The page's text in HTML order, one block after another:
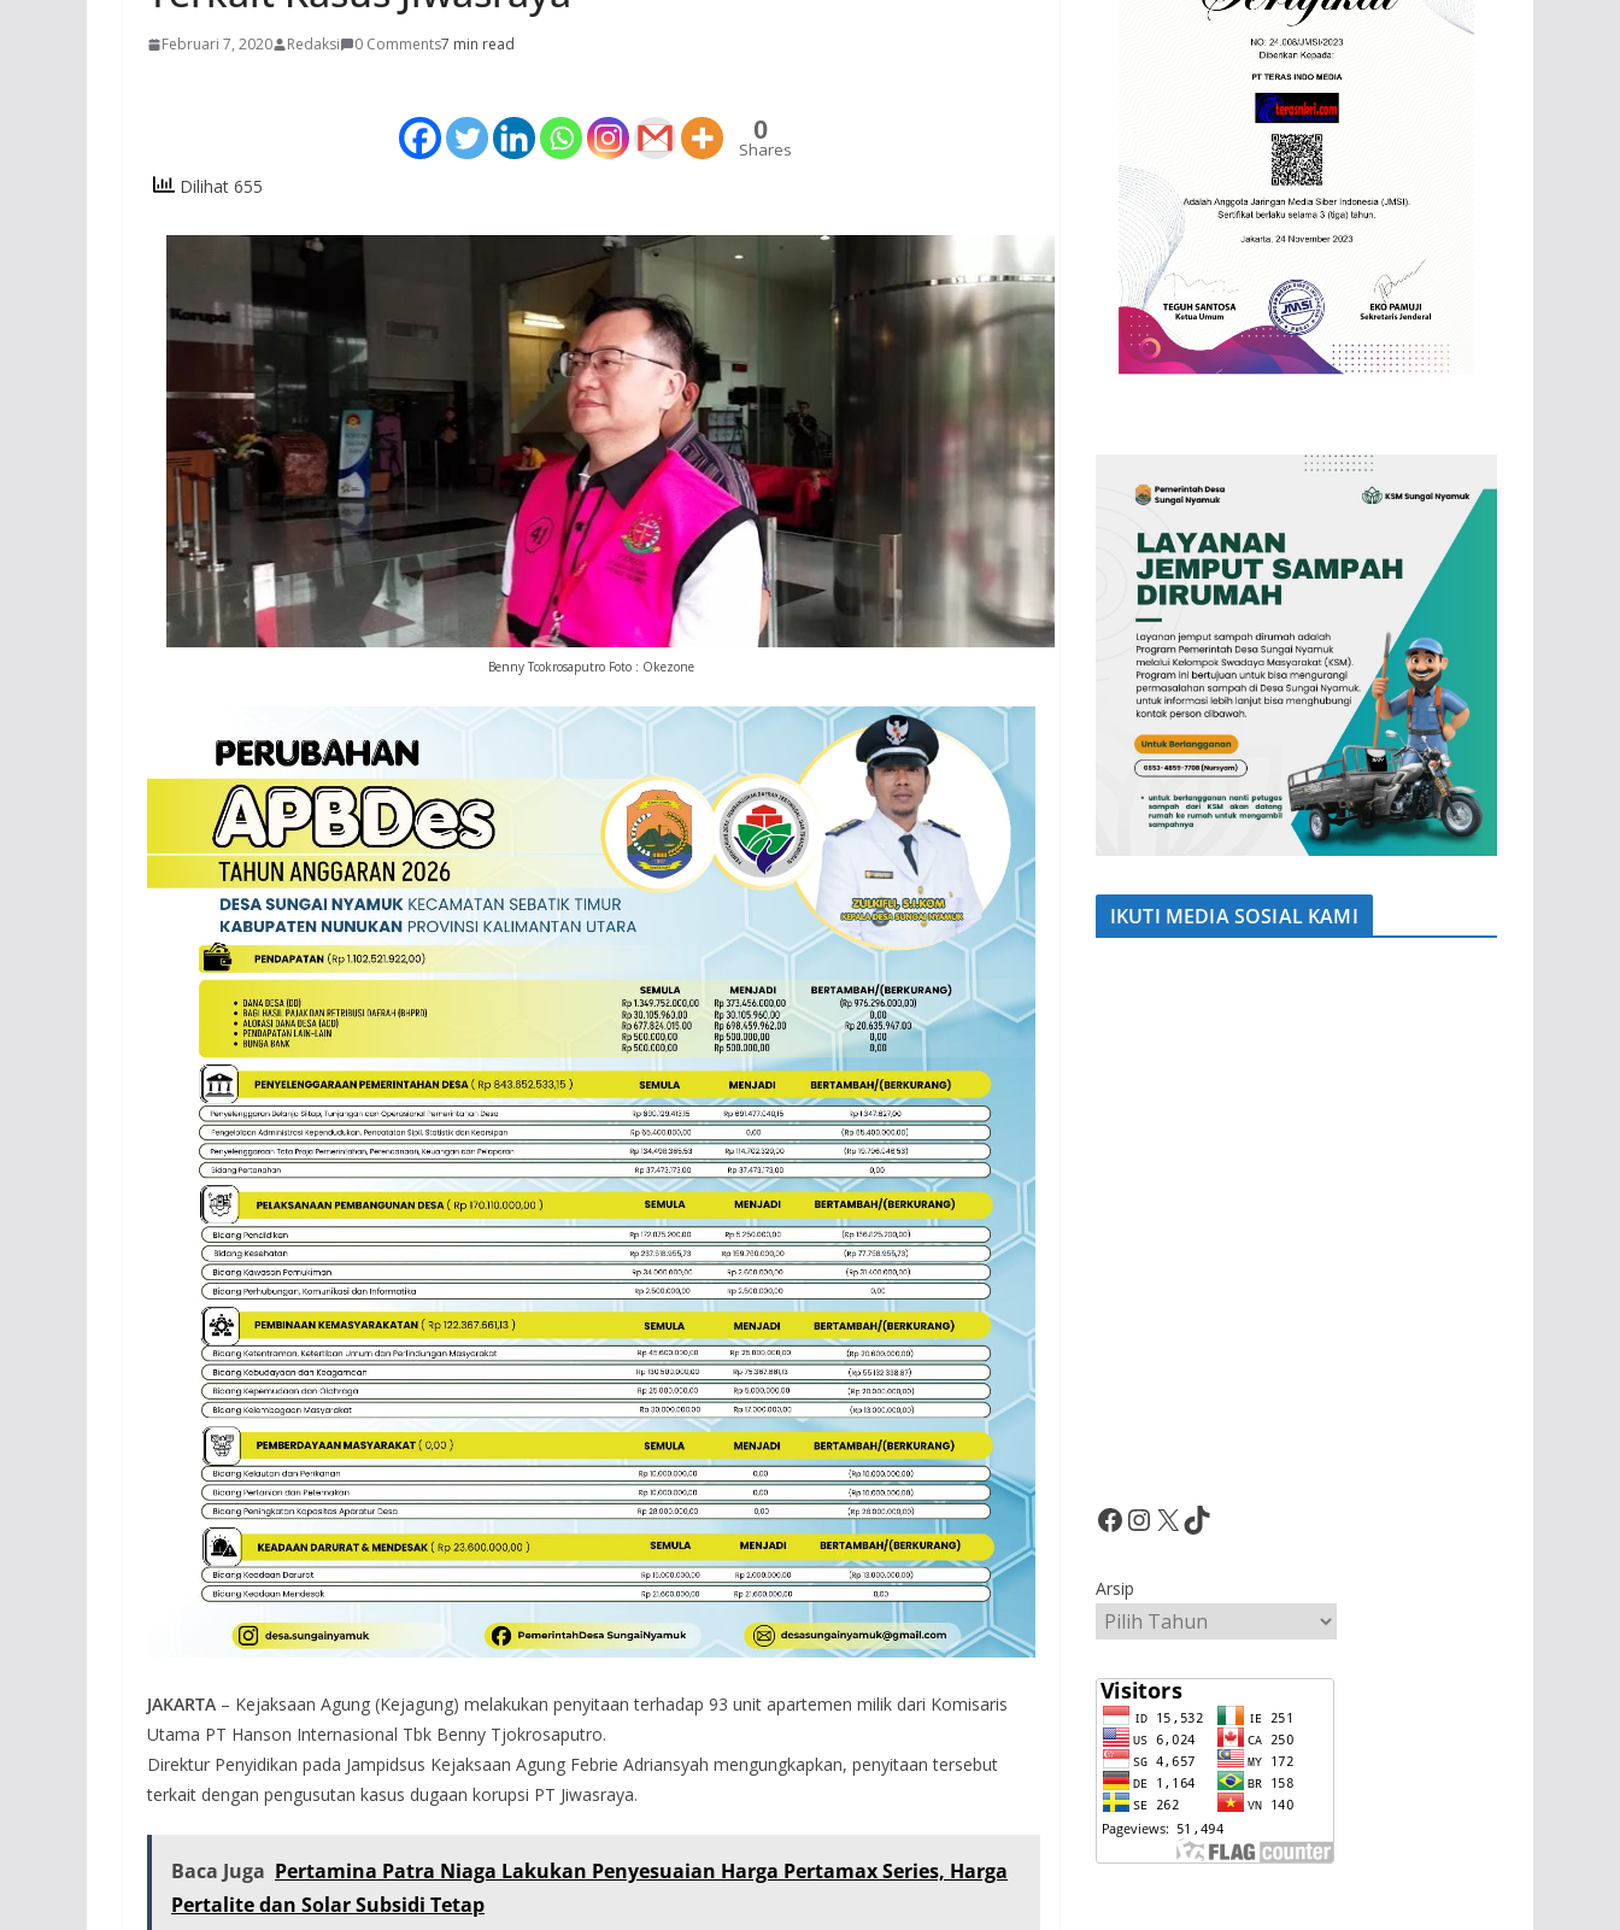
Februari 7, 2020 Redaksi 0 Comments7 min read
0
Shares
Dilihat 655
Benny Tcokrosaputro Foto : Okezone
JAKARTA – Kejaksaan Agung (Kejagung) melakukan penyitaan terhadap 93 unit apartemen milik dari Komisaris
Utama PT Hanson Internasional Tbk Benny Tjokrosaputro.
Direktur Penyidikan pada Jampidsus Kejaksaan Agung Febrie Adriansyah mengungkapkan, penyitaan tersebut
terkait dengan pengusutan kasus dugaan korupsi PT Jiwasraya.
Baca Juga Pertamina Patra Niaga Lakukan Penyesuaian Harga Pertamax Series, Harga
Pertalite dan Solar Subsidi Tetap
IKUTI MEDIA SOSIAL KAMI
Facebook InstagramX TikTok
Arsip